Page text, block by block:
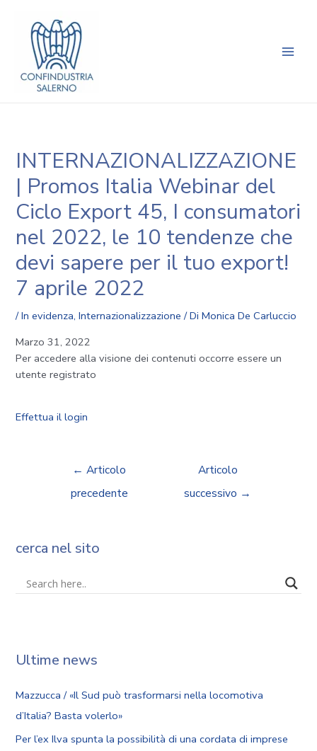
contenuto
INTERNAZIONALIZZAZIONE
| Promos Italia Webinar del
Ciclo Export 45, I consumatori
nel 2022, le 10 tendenze che
devi sapere per il tuo export!
7 aprile 2022
/In evidenza,Internazionalizzazione / DiMonica De Carluccio
Marzo 31, 2022
Per accedere alla visione dei contenuti occorre essere un
utente registrato
Effettua il login
articoli
← Articolo
precedente
Articolo
successivo →
cerca nel sito
Ultime news
Mazzucca / «Il Sud può trasformarsi nella locomotiva
d’Italia? Basta volerlo»
Per l’ex Ilva spunta la possibilità di una cordata di imprese